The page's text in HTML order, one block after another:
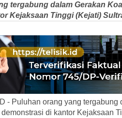
tergabung dalam Gerakan
Kejaksaan Tinggi (Kejati)
- Puluhan orang yang
di kantor Kejaksaan